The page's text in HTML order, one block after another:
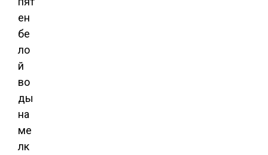
ен
бе
ло
й
во
ды
на
ме
лк